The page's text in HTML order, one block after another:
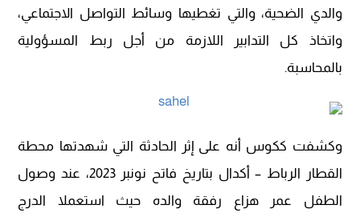
والدي الضحية، والتي تغطيها وسائط التواصل الاجتماعي،
واتخاذ كل التدابير اللازمة من أجل ربط المسؤولية
بالمحاسبة.
وكشفت ككوس أنه على إثر الحادثة التي شهدتها محطة
القطار الرباط – أكدال بتاريخ فاتح نونبر 2023، عند وصول
الطفل عمر هزاع رفقة والده حيث استعملا الدرج